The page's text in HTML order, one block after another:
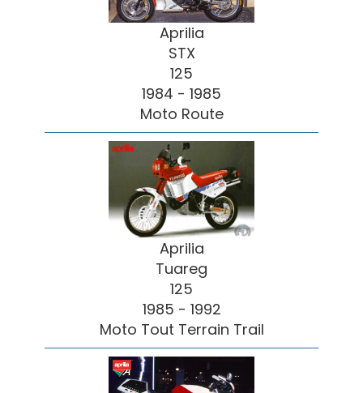
Aprilia
STX
125
1984 - 1985
Moto Route
Aprilia
Tuareg
125
1985 - 1992
Moto Tout Terrain Trail